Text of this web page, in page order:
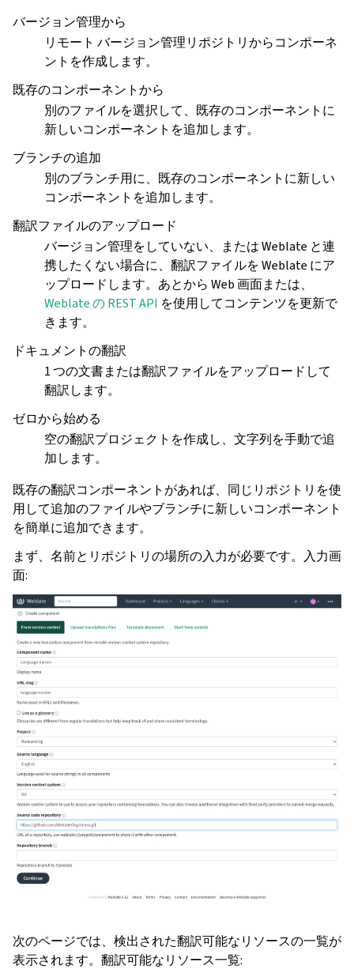
バージョン管理から
リモート バージョン管理リポジトリからコンポーネ
ントを作成します。
既存のコンポーネントから
別のファイルを選択して、既存のコンポーネントに
新しいコンポーネントを追加します。
ブランチの追加
別のブランチ用に、既存のコンポーネントに新しい
コンポーネントを追加します。
翻訳ファイルのアップロード
バージョン管理をしていない、または Weblate と連
携したくない場合に、翻訳ファイルを Weblate にア
ップロードします。あとから Web 画面または、
Weblate の REST API を使用してコンテンツを更新で
きます。
ドキュメントの翻訳
1 つの文書または翻訳ファイルをアップロードして
翻訳します。
ゼロから始める
空の翻訳プロジェクトを作成し、文字列を手動で追
加します。
既存の翻訳コンポーネントがあれば、同じリポジトリを使
用して追加のファイルやブランチに新しいコンポーネント
を簡単に追加できます。
まず、名前とリポジトリの場所の入力が必要です。入力画
面:
次のページでは、検出された翻訳可能なリソースの一覧が
表示されます。翻訳可能なリソース一覧: